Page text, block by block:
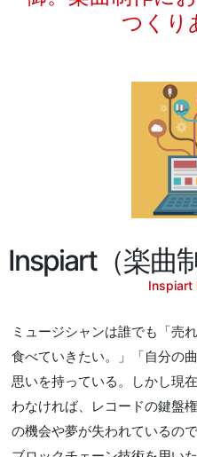
つくり
Inspiart（楽曲
Inspiart
ミュージシャンは誰でも「売
食べていきたい。」「自分の
思いを持っている。しかし現
わなければ、レコードの鍵盤
の機会や夢が失われているの